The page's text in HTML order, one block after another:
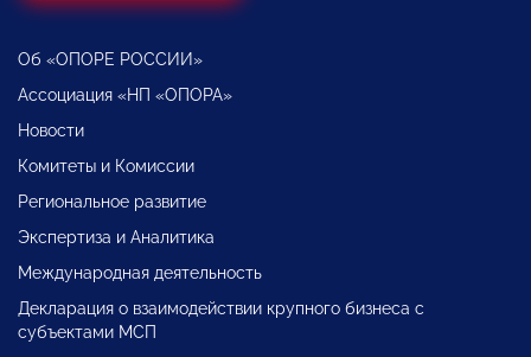
Об «ОПОРЕ РОССИИ»
Ассоциация «НП «ОПОРА»
Новости
Комитеты и Комиссии
Региональное развитие
Экспертиза и Аналитика
Международная деятельность
Декларация о взаимодействии крупного бизнеса с
субъектами МСП